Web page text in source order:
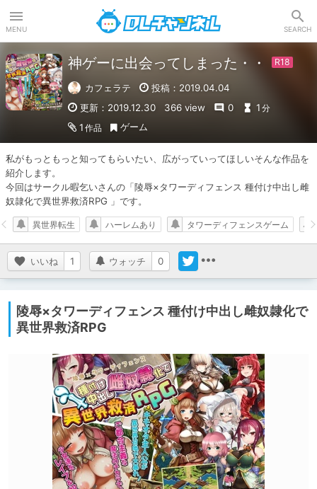
MENU SEARCH
神ゲーに出会ってしまった・・
カフェラテ
投稿：2019.04.04
更新：2019.12.30
366 view 0 1 分
1 作品 ゲーム
私がもっともっと知ってもらいたい、広がっていってほしいそんな作品を
紹介します。
今回はサークル暇乞いさんの「陵辱×タワーディフェンス 種付け中出し雌
奴隷化で異世界救済RPG 」です。
いいね 1 ウォッチ 0
異世界転生 ハーレムあり タワーディフェンスゲーム
陵辱×タワーディフェンス 種付け中出し雌奴隷化で
異世界救済RPG